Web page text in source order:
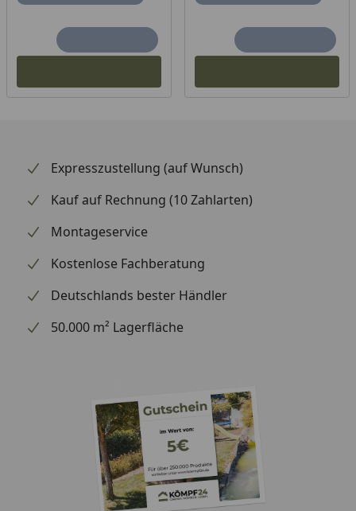
Expresszustellung (auf Wunsch)
Kauf auf Rechnung (10 Zahlarten)
Montageservice
Kostenlose Fachberatung
Deutschlands bester Händler
50.000 m² Lagerfläche